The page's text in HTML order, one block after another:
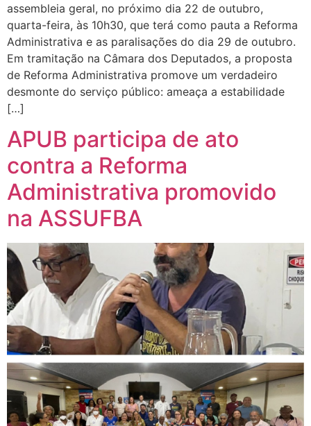
assembleia geral, no próximo dia 22 de outubro,
quarta-feira, às 10h30, que terá como pauta a Reforma
Administrativa e as paralisações do dia 29 de outubro.
Em tramitação na Câmara dos Deputados, a proposta
de Reforma Administrativa promove um verdadeiro
desmonte do serviço público: ameaça a estabilidade
[…]
APUB participa de ato
contra a Reforma
Administrativa promovido
na ASSUFBA